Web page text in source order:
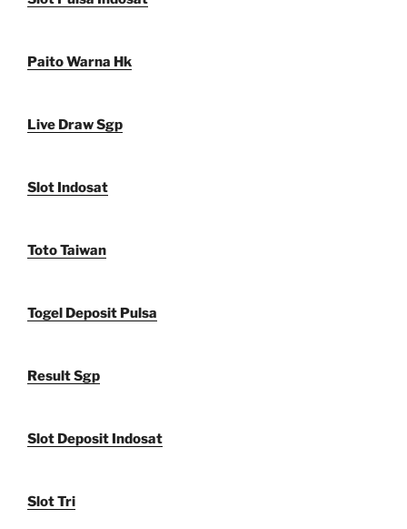
Paito Warna Hk
Live Draw Sgp
Slot Indosat
Toto Taiwan
Togel Deposit Pulsa
Result Sgp
Slot Deposit Indosat
Slot Tri